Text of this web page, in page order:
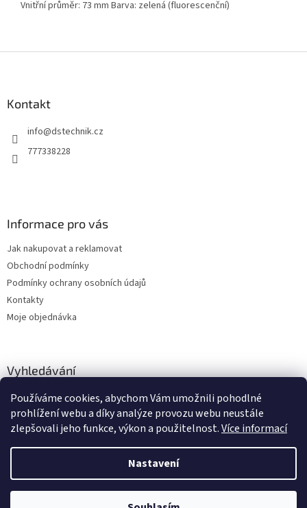
Používáme cookies, abychom Vám umožnili pohodlné
prohlížení webu a díky analýze provozu webu neustále
zlepšovali jeho funkce, výkon a použitelnost.Více informací
Nastavení
Zboží vedeme skladem, dodání cca 24-48 hodin dle výběru dopravce a
Vnitřní průměr: 73 mm Barva: zelená (fluorescenční)
Kontakt
info@dstechnik.cz
777338228
Informace pro vás
Jak nakupovat a reklamovat
Obchodní podmínky
Podmínky ochrany osobních údajů
Kontakty
Moje objednávka
Vyhledávání
HLEDAT
Vytvořil Shoptet